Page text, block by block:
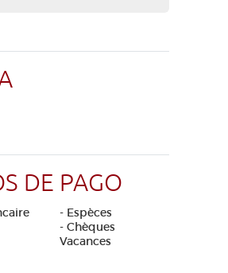
DE PAGO
- Espèces
- Chèques
Vacances